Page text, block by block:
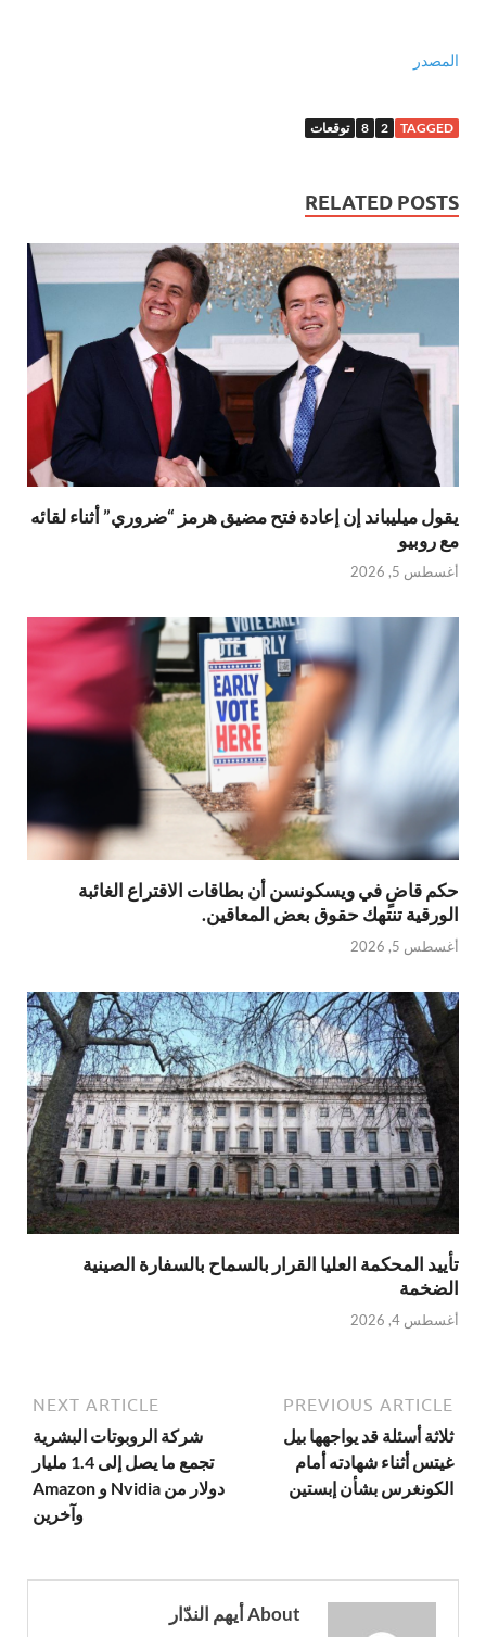
المصدر
TAGGED
2
8 توقعات
RELATED POSTS
يقول ميليباند إن إعادة فتح مضيق هرمز “ضروري” أثناء لقائه
مع روبيو
أغسطس 5, 2026
حكم قاضٍ في ويسكونسن أن بطاقات الاقتراع الغائبة
الورقية تنتهك حقوق بعض المعاقين.
أغسطس 5, 2026
تأييد المحكمة العليا القرار بالسماح بالسفارة الصينية
الضخمة
أغسطس 4, 2026
PREVIOUS ARTICLE
ثلاثة أسئلة قد يواجهها بيل
غيتس أثناء شهادته أمام
الكونغرس بشأن إبستين
NEXT ARTICLE
شركة الروبوتات البشرية
تجمع ما يصل إلى 1.4 مليار
دولار من Nvidia و Amazon
وآخرين
About أيهم الندّار